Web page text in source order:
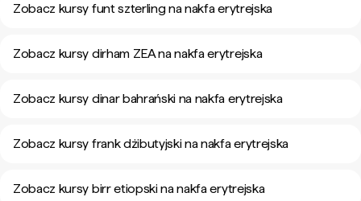
Zobacz kursy funt szterling na nakfa erytrejska
Zobacz kursy dirham ZEA na nakfa erytrejska
Zobacz kursy dinar bahrański na nakfa erytrejska
Zobacz kursy frank dżibutyjski na nakfa erytrejska
Zobacz kursy birr etiopski na nakfa erytrejska